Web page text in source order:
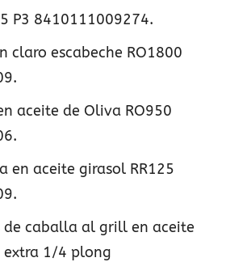
P3 8410111009274.
claro escabeche RO1800
aceite de Oliva RO950
en aceite girasol RR125
de caballa al grill en aceite
1/4 plong